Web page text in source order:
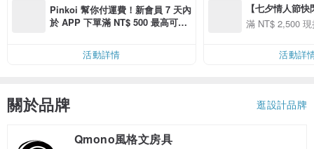
Pinkoi 幫你付運費！新會員 7 天內
於 APP 下單滿 NT$ 500 最高可折
活動詳情
【七夕情人節
用 APP 購買任
00 現折 NT$100
滿 NT$ 2,500
活動詳
關於品牌 逛設計品牌
Qmono風格文房具